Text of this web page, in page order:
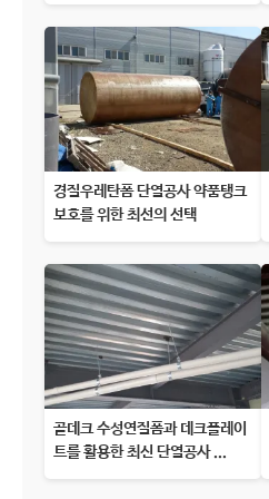
경질우레탄폼 단열공사 약품탱크
보호를 위한 최선의 선택
골데크 수성연질폼과 데크플레이
트를 활용한 최신 단열공사 ...